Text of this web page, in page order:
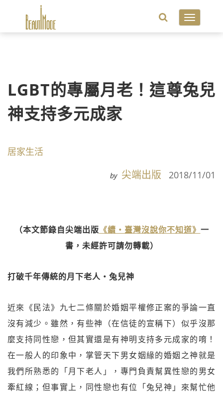
Toggle
LGBT的專屬月老！這尊兔兒
神支持多元成家
居家生活
by 尖端出版 2018/11/01
（本文節錄自尖端出版 《續‧臺灣沒說你不知道》 一
書，未經許可請勿轉載）
打破千年傳統的月下老人‧兔兒神
近來《民法》九七二條關於婚姻平權修正案的爭論一直
沒有減少。雖然，有些神（在信徒的宣稱下）似乎沒那
麼支持同性戀，但其實還是有神明支持多元成家的唷！
在一般人的印象中，掌管天下男女姻緣的婚姻之神就是
我們所熟悉的「月下老人」，專門負責幫異性戀的男女
牽紅線；但事實上，同性戀也有位「兔兒神」來幫忙他